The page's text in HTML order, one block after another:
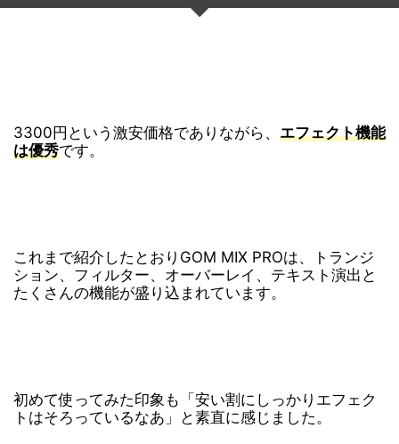
3300円という激安価格でありながら、 エフェクト機能
は優秀です。
これまで紹介したとおりGOM MIX PROは、トランジ
ション、フィルター、オーバーレイ、テキスト演出と
たくさんの機能が盛り込まれています。
初めて使ってみた印象も「安い割にしっかりエフェク
トはそろっているなあ」と素直に感じました。